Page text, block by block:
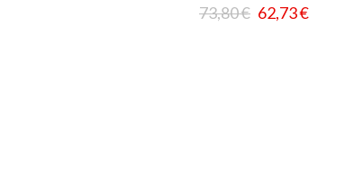
73,80 € 62,73 €